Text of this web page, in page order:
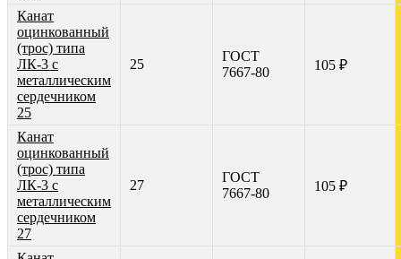
Канат
оцинкованный
(трос) типа
ЛК-3 с
металлическим
сердечником
25
25
ГОСТ
7667-80
105 ₽
Канат
оцинкованный
(трос) типа
ЛК-3 с
металлическим
сердечником
27
27
ГОСТ
7667-80
105 ₽